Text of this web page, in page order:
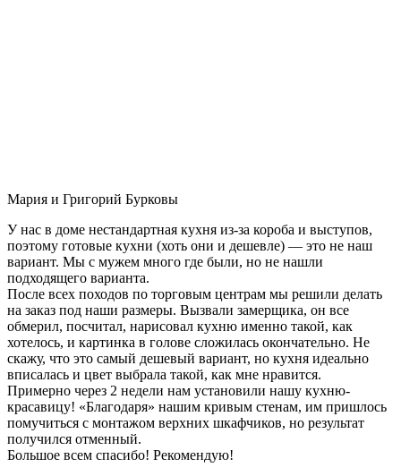
Мария и Григорий Бурковы
У нас в доме нестандартная кухня из-за короба и выступов,
поэтому готовые кухни (хоть они и дешевле) — это не наш
вариант. Мы с мужем много где были, но не нашли
подходящего варианта.
После всех походов по торговым центрам мы решили делать
на заказ под наши размеры. Вызвали замерщика, он все
обмерил, посчитал, нарисовал кухню именно такой, как
хотелось, и картинка в голове сложилась окончательно. Не
скажу, что это самый дешевый вариант, но кухня идеально
вписалась и цвет выбрала такой, как мне нравится.
Примерно через 2 недели нам установили нашу кухню-
красавицу! «Благодаря» нашим кривым стенам, им пришлось
помучиться с монтажом верхних шкафчиков, но результат
получился отменный.
Большое всем спасибо! Рекомендую!